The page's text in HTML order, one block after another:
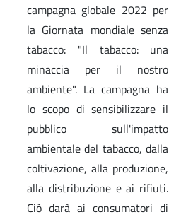
campagna globale 2022 per
la Giornata mondiale senza
tabacco: "Il tabacco: una
minaccia per il nostro
ambiente". La campagna ha
lo scopo di sensibilizzare il
pubblico sull'impatto
ambientale del tabacco, dalla
coltivazione, alla produzione,
alla distribuzione e ai rifiuti.
Ciò darà ai consumatori di